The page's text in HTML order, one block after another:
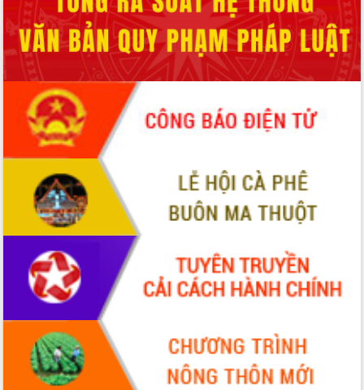
tiến đầu tư tỉnh
Ngành cá ngừ Đắk Lắk chủ động thích
ứng để giữ vững thị trường xuất khẩu
Diễn đàn Kinh tế tư nhân Việt Nam đột
phá cơ chế - Hợp tác công tư
Đề án 06 tạo bước ngoặt đột phá trong
cải cách hành chính tỉnh Đắk Lắk
Kết nối tour, đẩy mạnh chuyển đổi số
để phát triển du lịch Đắk Lắk
Khởi động Dự án Đầu tư xây dựng hạ
tầng kỹ thuật Cụm công nghiệp Tân
Gặp mặt các cơ quan báo chí nhân Kỷ
niệm 101 năm Ngày Báo chí Cách
mạng Việt Nam
Đắk Lắk sơ kết 4 năm triển khai thực
hiện Đề án 06 của Chính phủ
Họp báo thông tin về Hội nghị Công bố
Quy hoạch và Xúc tiến đầu tư tỉnh Đắk
Khơi thông điểm nghẽn, đẩy nhanh
giải ngân vốn khắc phục thiên tai